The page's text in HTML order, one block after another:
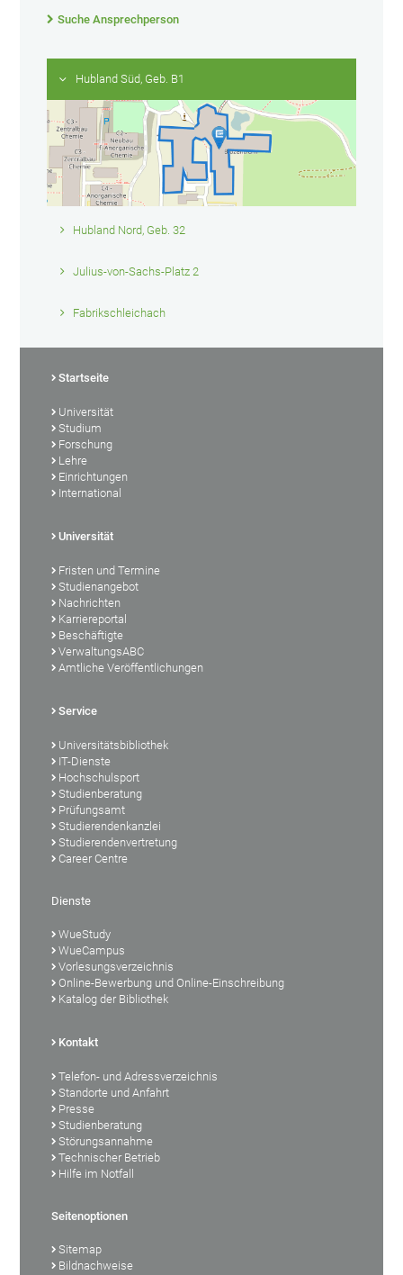
Suche Ansprechperson
Hubland Süd, Geb. B1
Hubland Nord, Geb. 32
Julius-von-Sachs-Platz 2
Fabrikschleichach
Startseite
Universität
Studium
Forschung
Lehre
Einrichtungen
International
Universität
Fristen und Termine
Studienangebot
Nachrichten
Karriereportal
Beschäftigte
VerwaltungsABC
Amtliche Veröffentlichungen
Service
Universitätsbibliothek
IT-Dienste
Hochschulsport
Studienberatung
Prüfungsamt
Studierendenkanzlei
Studierendenvertretung
Career Centre
Dienste
WueStudy
WueCampus
Vorlesungsverzeichnis
Online-Bewerbung und Online-Einschreibung
Katalog der Bibliothek
Kontakt
Telefon- und Adressverzeichnis
Standorte und Anfahrt
Presse
Studienberatung
Störungsannahme
Technischer Betrieb
Hilfe im Notfall
Seitenoptionen
Sitemap
Bildnachweise